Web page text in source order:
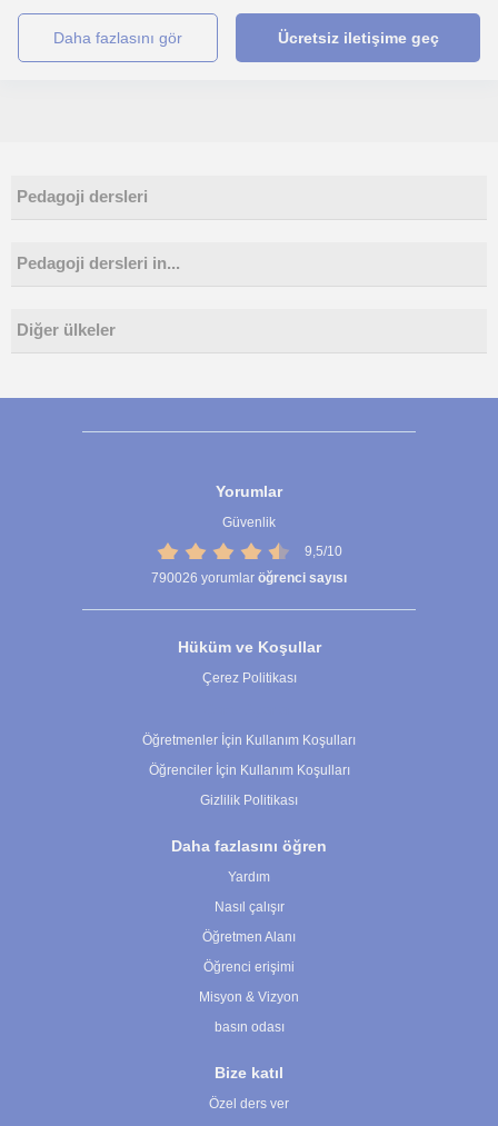
daha fazlasını gör Ücretsiz iletişime geç
Pedagoji dersleri
Pedagoji dersleri in...
Diğer ülkeler
Yorumlar
Güvenlik
9,5/10
790026 yorumlar öğrenci sayısı
Hüküm ve Koşullar
Çerez Politikası
Öğretmenler İçin Kullanım Koşulları
Öğrenciler İçin Kullanım Koşulları
Gizlilik Politikası
Daha fazlasını öğren
Yardım
Nasıl çalışır
Öğretmen Alanı
Öğrenci erişimi
Misyon & Vizyon
basın odası
Bize katıl
Özel ders ver